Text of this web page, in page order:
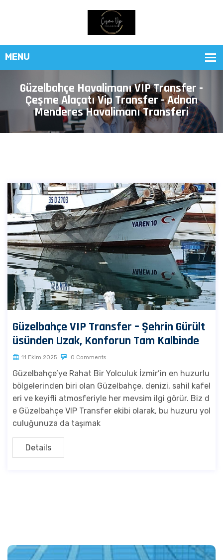
Güzelbahçe Havalimanı VIP Transfer -
Çeşme Alaçatı Vip Transfer - Adnan
Menderes Havalimanı Transferi
Güzelbahçe VIP Transfer – Şehrin Gürült
üsünden Uzak, Konforun Tam Kalbinde
11 Ekim 2025 0 Comments
Güzelbahçe’ye Rahat Bir Yolculuk İzmir’in en huzurlu
bölgelerinden biri olan Güzelbahçe, denizi, sahil kafel
eri ve keyifli atmosferiyle her mevsim ilgi görür. Biz d
e Güzelbahçe VIP Transfer ekibi olarak, bu huzuru yol
culuğunuza da taşımak
Details